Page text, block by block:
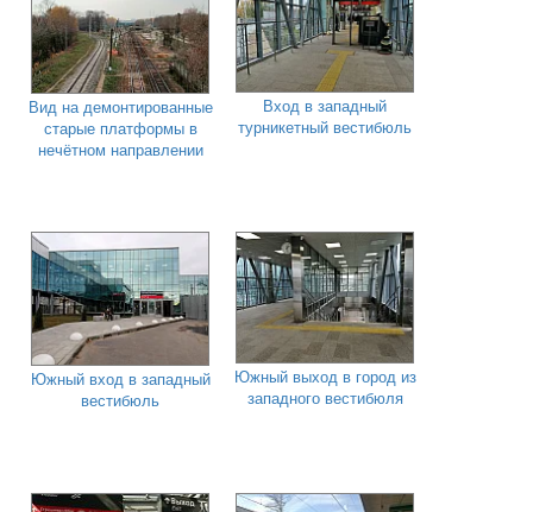
Вид на демонтированные
старые платформы в
нечётном направлении
Вход в западный
турникетный вестибюль
Южный вход в западный
вестибюль
Южный выход в город из
западного вестибюля